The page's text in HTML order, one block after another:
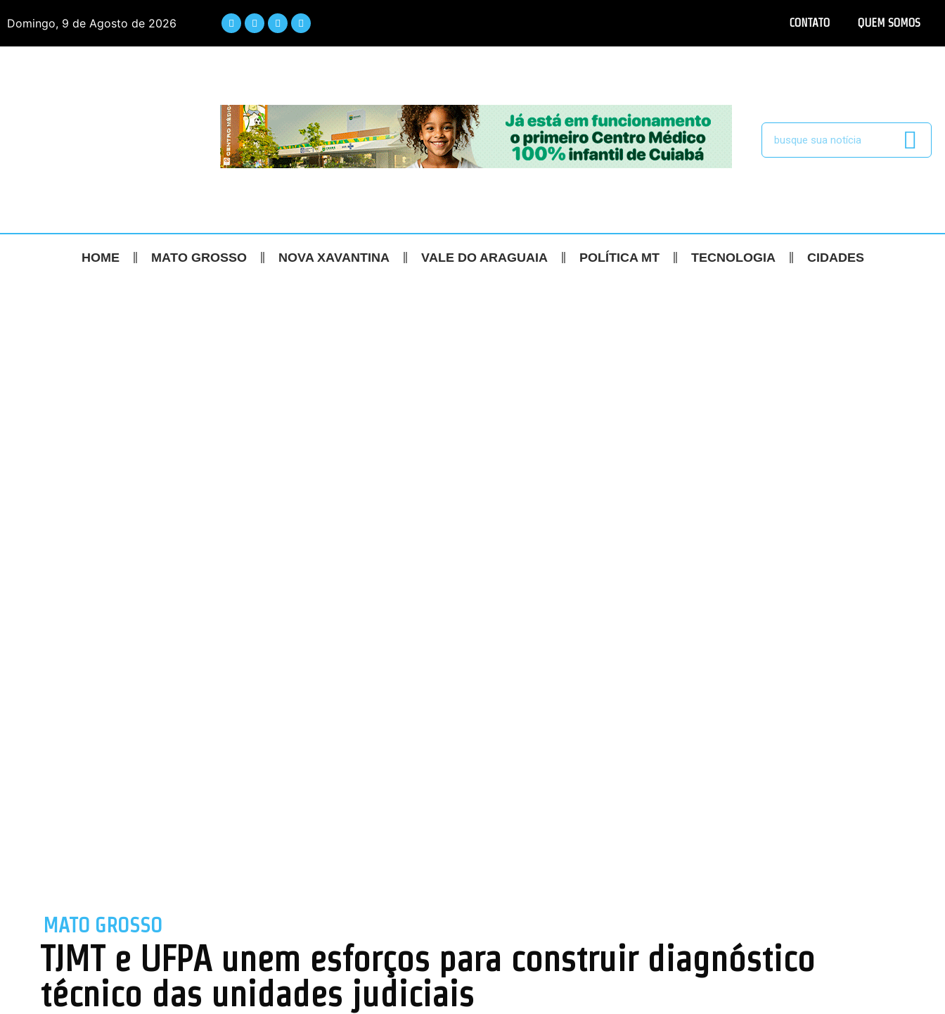
Domingo, 9 de Agosto de 2026 CONTATO QUEM SOMOS
HOME MATO GROSSO NOVA XAVANTINA VALE DO ARAGUAIA POLÍTICA MT TECNOLOGIA CIDADES
MATO GROSSO
TJMT e UFPA unem esforços para construir diagnóstico
técnico das unidades judiciais